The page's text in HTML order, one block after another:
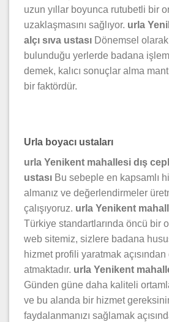
uzun yıllar boyunca rutubetli bir
uzaklaşmasını sağlıyor. urla
alçı sıva ustası Dönemsel
bulunduğu yerlerde badana
demek, kalıcı sonuçlar alma
bir faktördür.
Urla boyacı ustaları
urla Yenikent mahallesi dış
ustası Bu sebeple en kapsamlı
almanız ve değerlendirmeler
çalışıyoruz. urla Yenikent
Türkiye standartlarında öncü bir
web sitemiz, sizlere badana
hizmet profili yaratmak açısından
atmaktadır. urla Yenikent
Günden güne daha kaliteli
ve bu alanda bir hizmet
faydalanmanızı sağlamak